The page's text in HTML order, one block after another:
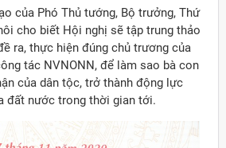
của Phó Thủ tướng, Bộ trưởng, Thứ
cho biết Hội nghị sẽ tập trung thảo
ra, thực hiện đúng chủ trương của
tác NVNONN, để làm sao bà con
của dân tộc, trở thành động lực
đất nước trong thời gian tới.